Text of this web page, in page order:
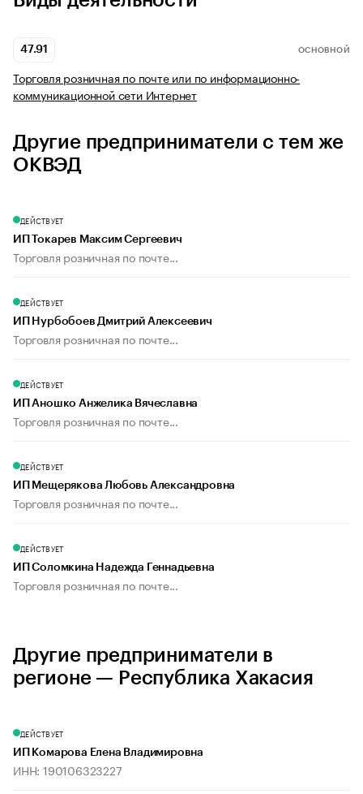
47.91 ОСНОВНОЙ
Торговля розничная по почте или по информационно-
коммуникационной сети Интернет
Другие предприниматели с тем же
ОКВЭД
ДЕЙСТВУЕТ
ИП Токарев Максим Сергеевич
Торговля розничная по почте...
ДЕЙСТВУЕТ
ИП Нурбобоев Дмитрий Алексеевич
Торговля розничная по почте...
ДЕЙСТВУЕТ
ИП Аношко Анжелика Вячеславна
Торговля розничная по почте...
ДЕЙСТВУЕТ
ИП Мещерякова Любовь Александровна
Торговля розничная по почте...
ДЕЙСТВУЕТ
ИП Соломкина Надежда Геннадьевна
Торговля розничная по почте...
Другие предприниматели в
регионе — Республика Хакасия
ДЕЙСТВУЕТ
ИП Комарова Елена Владимировна
ИНН: 190106323227